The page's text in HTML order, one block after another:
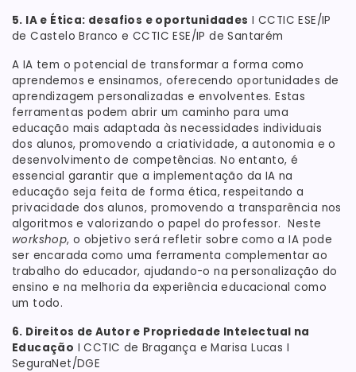
5. IA e Ética: desafios e oportunidades I CCTIC ESE/IP
de Castelo Branco e CCTIC ESE/IP de Santarém
A IA tem o potencial de transformar a forma como
aprendemos e ensinamos, oferecendo oportunidades de
aprendizagem personalizadas e envolventes. Estas
ferramentas podem abrir um caminho para uma
educação mais adaptada às necessidades individuais
dos alunos, promovendo a criatividade, a autonomia e o
desenvolvimento de competências. No entanto, é
essencial garantir que a implementação da IA na
educação seja feita de forma ética, respeitando a
privacidade dos alunos, promovendo a transparência nos
algoritmos e valorizando o papel do professor. Neste
workshop, o objetivo será refletir sobre como a IA pode
ser encarada como uma ferramenta complementar ao
trabalho do educador, ajudando-o na personalização do
ensino e na melhoria da experiência educacional como
um todo.
6. Direitos de Autor e Propriedade Intelectual na
Educação I CCTIC de Bragança e Marisa Lucas I
SeguraNet/DGE